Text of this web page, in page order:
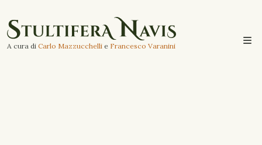
A cura di Carlo Mazzucchelli e Francesco Varanini